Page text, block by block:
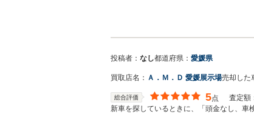
投稿者： なし都道府県： 愛媛県
買取店名： Ａ．Ｍ．Ｄ 愛媛展示場売却した
総合評価 5点 査定額
新車を探しているときに、「頭金なし、車